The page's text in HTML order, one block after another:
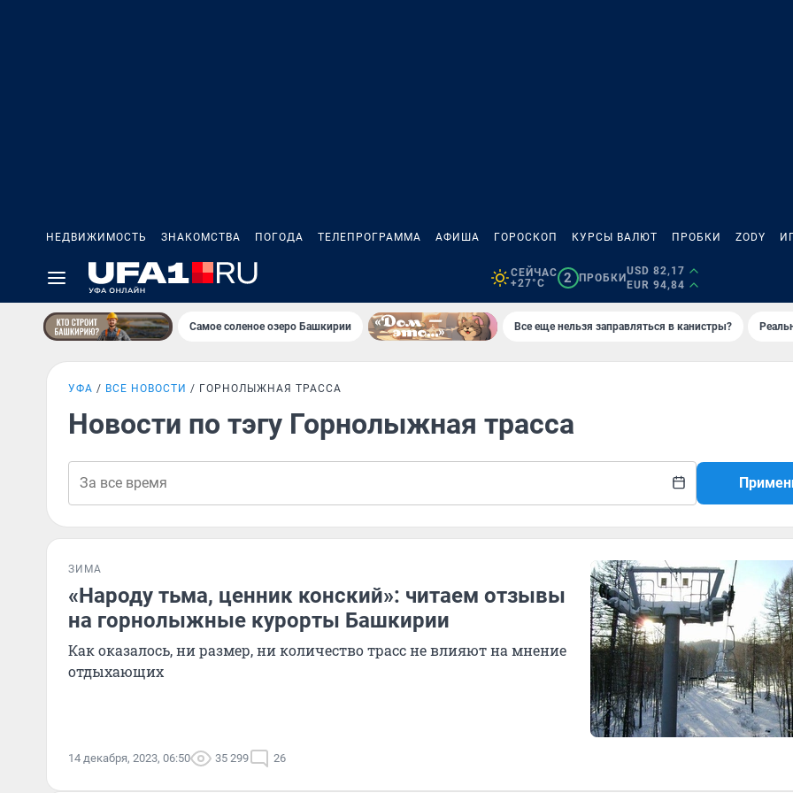
НЕДВИЖИМОСТЬ ЗНАКОМСТВА ПОГОДА ТЕЛЕПРОГРАММА АФИША ГОРОСКОП КУРСЫ ВАЛЮТ ПРОБКИ ZODY
СЕЙЧАС
+27°C
2 ПРОБКИ
USD 82,17
EUR 94,84
Самое соленое озеро Башкирии Все еще нельзя заправляться в канистры?
УФА ВСЕ НОВОСТИ ГОРНОЛЫЖНАЯ ТРАССА
Новости по тэгу Горнолыжная трасса
ЗИМА
«Народу тьма, ценник конский»: читаем отзывы
на горнолыжные курорты Башкирии
Как оказалось, ни размер, ни количество трасс не влияют на мнение
отдыхающих
14 декабря, 2023, 06:50 35 299 26